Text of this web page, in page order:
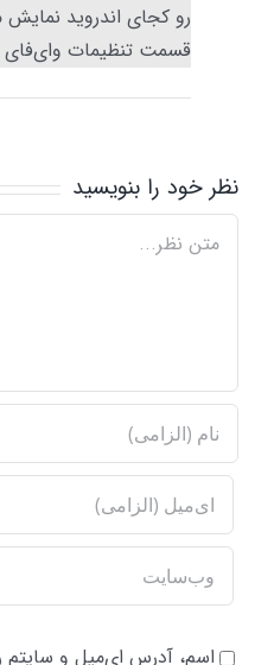
رو کجای اندروید
قسمت تنظیمات
نظر خود را بنویسید
اسم، آدرس ای‌میل و سایتم